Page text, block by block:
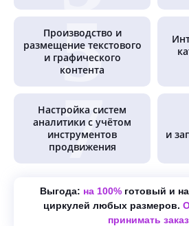
Производство и
размещение текстового
и графического
контента
Настройка систем
аналитики с учётом
инструментов
продвижения
и
Выгода: на 100% готовый и
циркулей любых размеров.
принимать